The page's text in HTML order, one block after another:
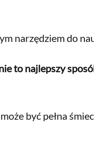
narzędziem do
to najlepszy
być pełna